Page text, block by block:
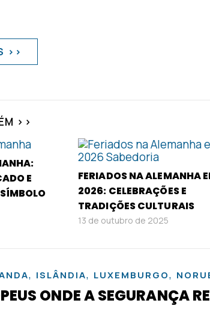
>>
>>
E
FERIADOS NA ALEMANHA
2026: CELEBRAÇÕES E
TRADIÇÕES CULTURAIS
13 de outubro de 2025
, ISLÂNDIA, LUXEMBURGO,
ONDE A SEGURANÇA